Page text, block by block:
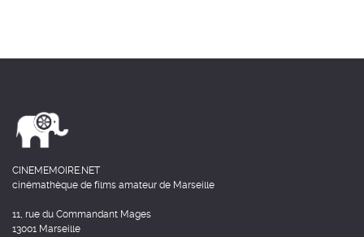
CINEMEMOIRE.NET
cinémathèque de films amateur de Marseille
11, rue du Commandant Mages
13001 Marseille